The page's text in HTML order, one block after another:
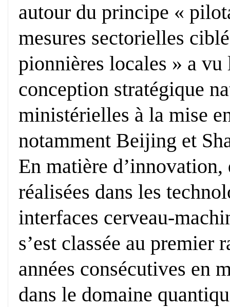
autour du principe «
mesures sectorielles
pionnières locales » a
conception stratégique
ministérielles à la mise
notamment Beijing et
En matière d’innovation,
réalisées dans les
interfaces cerveau-
s’est classée au premier
années consécutives en
dans le domaine